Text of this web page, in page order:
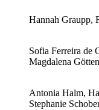
Hannah Graupp,
Sofia Ferreira de
Magdalena
Antonia Halm,
Stephanie